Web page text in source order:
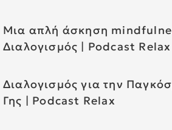
Μια απλή άσκηση
Διαλογισμός | Podcast Relax
Διαλογισμός για την
Γης | Podcast Relax